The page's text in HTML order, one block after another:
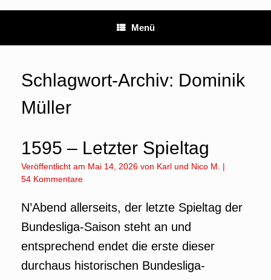
Menü
Schlagwort-Archiv: Dominik
Müller
1595 – Letzter Spieltag
Veröffentlicht am Mai 14, 2026 von Karl und Nico M.
|
54 Kommentare
N’Abend allerseits, der letzte Spieltag der
Bundesliga-Saison steht an und
entsprechend endet die erste dieser
durchaus historischen Bundesliga-